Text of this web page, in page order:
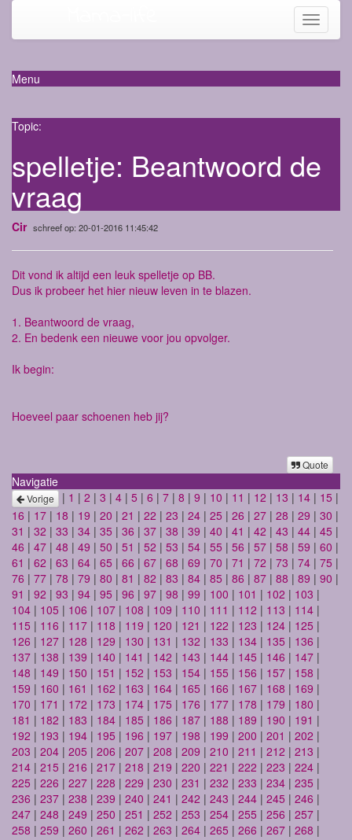
Toggle
Menu
Topic:
spelletje: Beantwoord de
vraag
Cir schreef op: 20-01-2016 11:45:42
Dit vond ik altijd een leuk spelletje op BB.
Dus ik probeer het hier nieuw leven in te blazen.
1. Beantwoord de vraag,
2. En bedenk een nieuwe voor jou opvolger.
Ik begin:
Hoeveel paar schoenen heb jij?
Quote
Navigatie
Vorige | 1 | 2 | 3 | 4 | 5 | 6 | 7 | 8 | 9 | 10 | 11 | 12 | 13 | 14 | 15 |
16 | 17 | 18 | 19 | 20 | 21 | 22 | 23 | 24 | 25 | 26 | 27 | 28 | 29 | 30 |
31 | 32 | 33 | 34 | 35 | 36 | 37 | 38 | 39 | 40 | 41 | 42 | 43 | 44 | 45 |
46 | 47 | 48 | 49 | 50 | 51 | 52 | 53 | 54 | 55 | 56 | 57 | 58 | 59 | 60 |
61 | 62 | 63 | 64 | 65 | 66 | 67 | 68 | 69 | 70 | 71 | 72 | 73 | 74 | 75 |
76 | 77 | 78 | 79 | 80 | 81 | 82 | 83 | 84 | 85 | 86 | 87 | 88 | 89 | 90 |
91 | 92 | 93 | 94 | 95 | 96 | 97 | 98 | 99 | 100 | 101 | 102 | 103 |
104 | 105 | 106 | 107 | 108 | 109 | 110 | 111 | 112 | 113 | 114 |
115 | 116 | 117 | 118 | 119 | 120 | 121 | 122 | 123 | 124 | 125 |
126 | 127 | 128 | 129 | 130 | 131 | 132 | 133 | 134 | 135 | 136 |
137 | 138 | 139 | 140 | 141 | 142 | 143 | 144 | 145 | 146 | 147 |
148 | 149 | 150 | 151 | 152 | 153 | 154 | 155 | 156 | 157 | 158 |
159 | 160 | 161 | 162 | 163 | 164 | 165 | 166 | 167 | 168 | 169 |
170 | 171 | 172 | 173 | 174 | 175 | 176 | 177 | 178 | 179 | 180 |
181 | 182 | 183 | 184 | 185 | 186 | 187 | 188 | 189 | 190 | 191 |
192 | 193 | 194 | 195 | 196 | 197 | 198 | 199 | 200 | 201 | 202 |
203 | 204 | 205 | 206 | 207 | 208 | 209 | 210 | 211 | 212 | 213 |
214 | 215 | 216 | 217 | 218 | 219 | 220 | 221 | 222 | 223 | 224 |
225 | 226 | 227 | 228 | 229 | 230 | 231 | 232 | 233 | 234 | 235 |
236 | 237 | 238 | 239 | 240 | 241 | 242 | 243 | 244 | 245 | 246 |
247 | 248 | 249 | 250 | 251 | 252 | 253 | 254 | 255 | 256 | 257 |
258 | 259 | 260 | 261 | 262 | 263 | 264 | 265 | 266 | 267 | 268 |